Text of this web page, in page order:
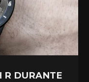
R DURANTE